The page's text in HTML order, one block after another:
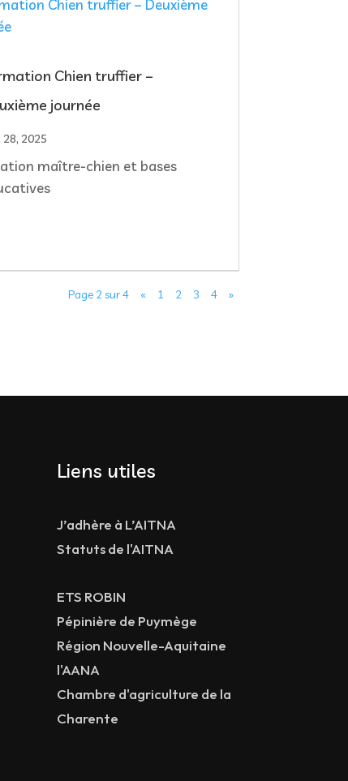
Chien truffier –
journée
2025
maître-chien et bases
Page 2 sur 4 « 1 2 3 4 »
Liens utiles
J’adhère à L’AITNA
Statuts de l'AITNA
ETS ROBIN
Pépinière de Puymège
Région Nouvelle-Aquitaine
l'AANA
Chambre d'agriculture de la
Charente